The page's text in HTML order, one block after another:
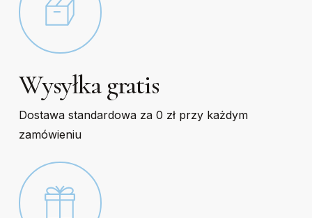
Wysyłka gratis
Dostawa standardowa za 0 zł przy każdym
zamówieniu